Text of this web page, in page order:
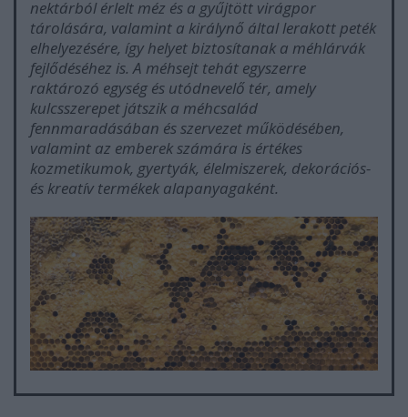
nektárból érlelt méz és a gyűjtött virágpor
tárolására, valamint a királynő által lerakott peték
elhelyezésére, így helyet biztosítanak a méhlárvák
fejlődéséhez is. A méhsejt tehát egyszerre
raktározó egység és utódnevelő tér, amely
kulcsszerepet játszik a méhcsalád
fennmaradásában és szervezet működésében,
valamint az emberek számára is értékes
kozmetikumok, gyertyák, élelmiszerek, dekorációs-
és kreatív termékek alapanyagaként.